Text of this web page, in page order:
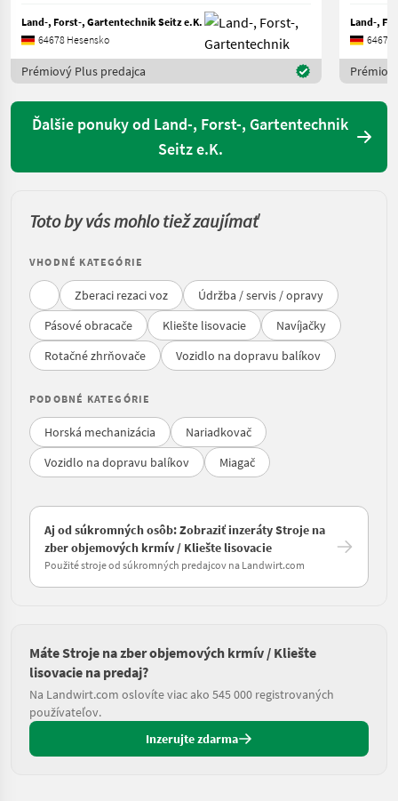
Land-, Forst-, Gartentechnik Seitz e.K.
64678 Hesensko
Prémiový Plus predajca
Land-,
64678
Ďalšie ponuky od Land-, Forst-, Gartentechnik
Seitz e.K.
Toto by vás mohlo tiež zaujímať
VHODNÉ KATEGÓRIE
Zberaci rezaci voz
Údržba / servis / opravy
Pásové obracače
Kliešte lisovacie
Navíjačky
Rotačné zhrňovače
Vozidlo na dopravu balíkov
PODOBNÉ KATEGÓRIE
Horská mechanizácia
Nariadkovač
Vozidlo na dopravu balíkov
Miagač
Aj od súkromných osôb: Zobraziť inzeráty Stroje na
zber objemových krmív / Kliešte lisovacie
Použité stroje od súkromných predajcov na Landwirt.com
Máte Stroje na zber objemových krmív / Kliešte
lisovacie na predaj?
Na Landwirt.com oslovíte viac ako 545 000 registrovaných
používateľov.
Inzerujte zdarma